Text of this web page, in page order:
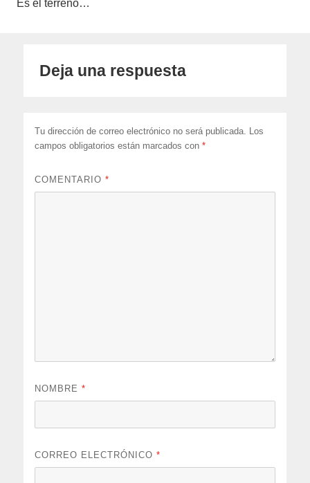
Es el terreno…
Deja una respuesta
Tu dirección de correo electrónico no será publicada.
Los
campos obligatorios están marcados con*
COMENTARIO*
NOMBRE*
CORREO ELECTRÓNICO*